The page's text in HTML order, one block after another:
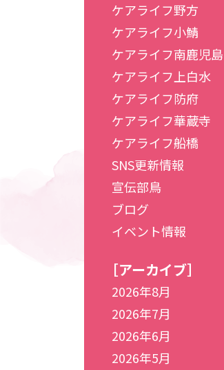
ケアライフ野方
ケアライフ小鯖
ケアライフ南鹿児島
ケアライフ上白水
ケアライフ防府
ケアライフ華蔵寺
ケアライフ船橋
SNS更新情報
宣伝部鳥
ブログ
イベント情報
［アーカイブ］
2026年8月
2026年7月
2026年6月
2026年5月